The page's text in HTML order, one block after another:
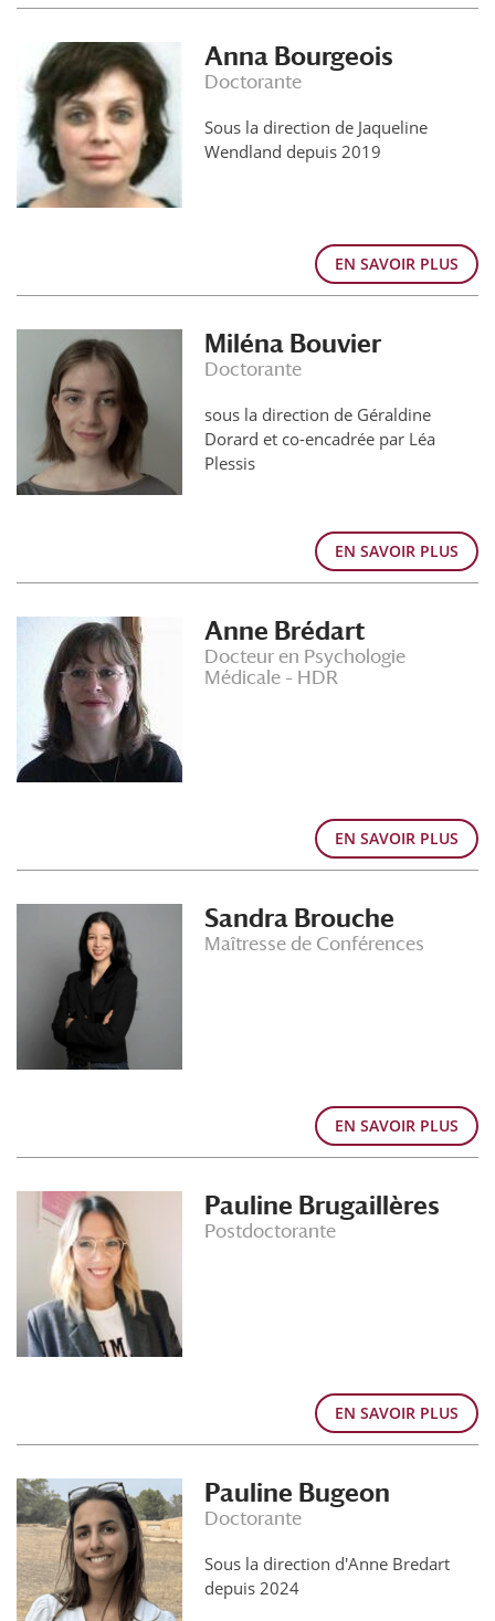
Anna Bourgeois
Doctorante
Sous la direction de Jaqueline
Wendland depuis 2019
EN SAVOIR PLUS
Miléna Bouvier
Doctorante
sous la direction de Géraldine
Dorard et co-encadrée par Léa
Plessis
EN SAVOIR PLUS
Anne Brédart
Docteur en Psychologie
Médicale – HDR
EN SAVOIR PLUS
Sandra Brouche
Maîtresse de Conférences
EN SAVOIR PLUS
Pauline Brugaillères
Postdoctorante
EN SAVOIR PLUS
Pauline Bugeon
Doctorante
Sous la direction d'Anne Bredart
depuis 2024